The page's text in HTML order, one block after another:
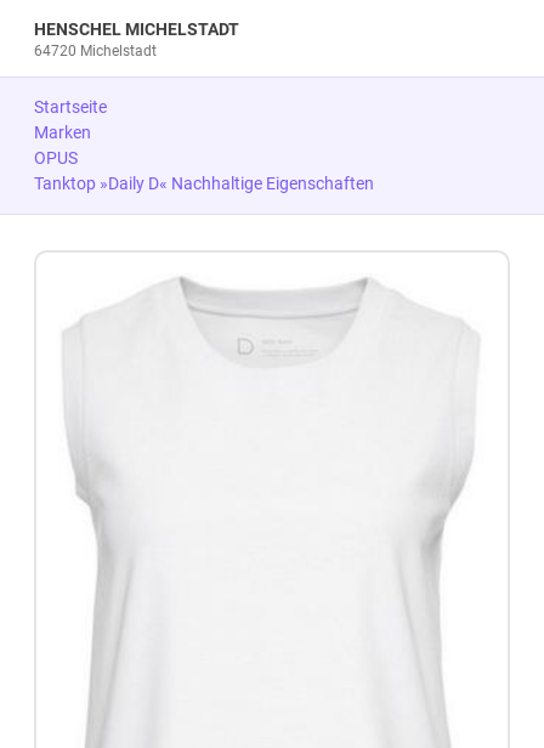
HENSCHEL MICHELSTADT
64720 Michelstadt
Startseite
Marken
OPUS
Tanktop »Daily D« Nachhaltige Eigenschaften